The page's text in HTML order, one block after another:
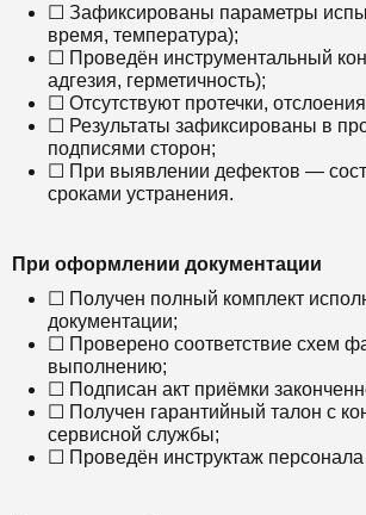
☐ Зафиксированы параметры
время, температура);
☐ Проведён инструментальный
адгезия, герметичность);
☐ Отсутствуют протечки,
☐ Результаты зафиксированы в
подписями сторон;
☐ При выявлении дефектов —
сроками устранения.
При оформлении документации
☐ Получен полный комплект
документации;
☐ Проверено соответствие схем
выполнению;
☐ Подписан акт приёмки
☐ Получен гарантийный талон с
сервисной службы;
☐ Проведён инструктаж персонала